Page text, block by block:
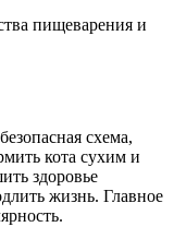
пищеварения и
схема,
кота сухим и
здоровье
жизнь. Главное